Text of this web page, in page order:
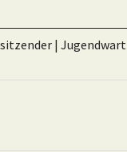
| Jugendwart